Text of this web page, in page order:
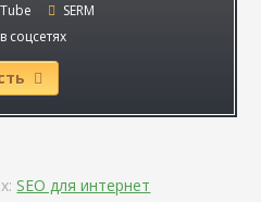
SERM
соцсетях
SEO для интернет